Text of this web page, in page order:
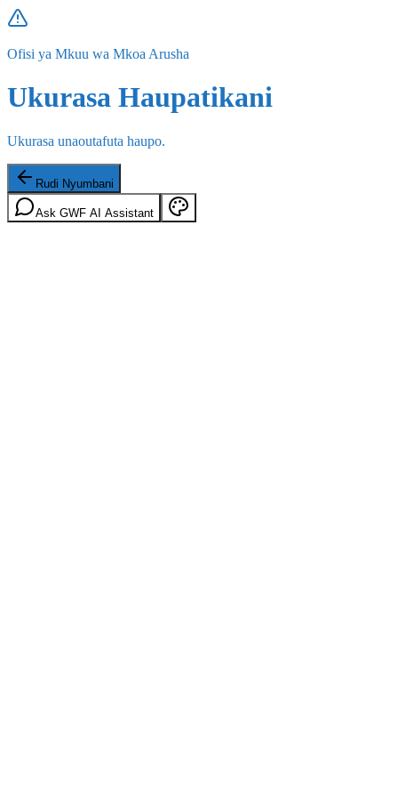
Ofisi ya Mkuu wa Mkoa Arusha
Ukurasa Haupatikani
Ukurasa unaoutafuta haupo.
Rudi Nyumbani
Ask GWF AI Assistant